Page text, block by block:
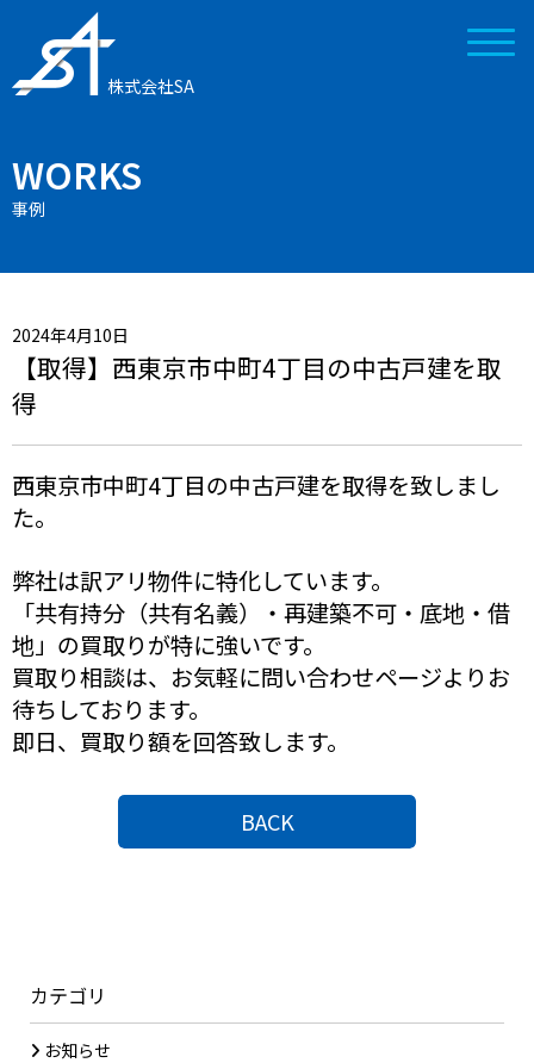
株式会社SA
WORKS
事例
2024年4月10日
【取得】西東京市中町4丁目の中古戸建を取
得
西東京市中町4丁目の中古戸建を取得を致しまし
た。
弊社は訳アリ物件に特化しています。
「共有持分（共有名義）・再建築不可・底地・借
地」の買取りが特に強いです。
買取り相談は、お気軽に問い合わせページよりお
待ちしております。
即日、買取り額を回答致します。
BACK
カテゴリ
お知らせ